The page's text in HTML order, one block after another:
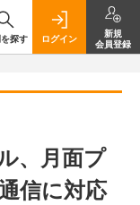
探す ログイン
新規
会員登録
、月面プ
信に対応